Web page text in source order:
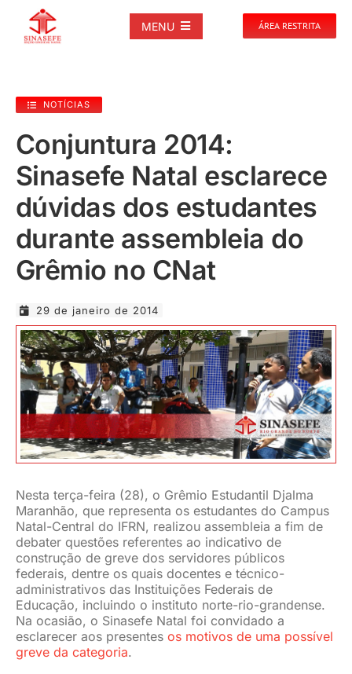
MENU
NOTÍCIAS
PUBLICAÇÕES
DOCUMENTOS
GALERIAS
EVENTOS
JURÍDICO
CLUBE
ÁREA RESTRITA
NOTÍCIAS
Conjuntura 2014:
Sinasefe Natal esclarece
dúvidas dos estudantes
durante assembleia do
Grêmio no CNat
29 de janeiro de 2014
Nesta terça-feira (28), o Grêmio Estudantil Djalma
Maranhão, que representa os estudantes do Campus
Natal-Central do IFRN, realizou assembleia a fim de
debater questões referentes ao indicativo de
construção de greve dos servidores públicos
federais, dentre os quais docentes e técnico-
administrativos das Instituições Federais de
Educação, incluindo o instituto norte-rio-grandense.
Na ocasião, o Sinasefe Natal foi convidado a
esclarecer aos presentes os motivos de uma possível
greve da categoria.